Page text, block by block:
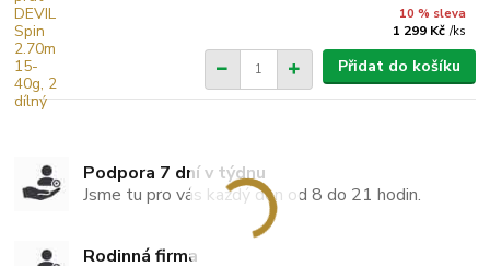
10 % sleva
1 299 Kč /ks
Přidat do košíku
Podpora 7 dní v týdnu
Jsme tu pro vás každý den od 8 do 21 hodin.
Rodinná firma